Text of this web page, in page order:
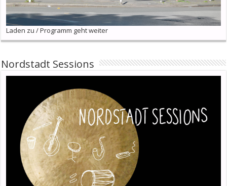
Laden zu / Programm geht weiter
Nordstadt Sessions